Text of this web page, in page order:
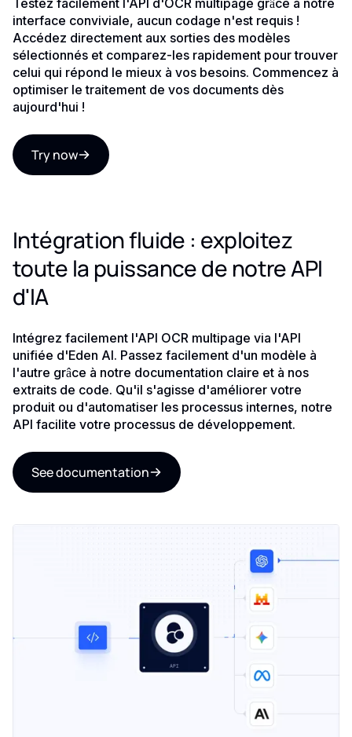
Testez facilement l'API d'OCR multipage grâce à notre
interface conviviale, aucun codage n'est requis !
Accédez directement aux sorties des modèles
sélectionnés et comparez-les rapidement pour trouver
celui qui répond le mieux à vos besoins. Commencez à
optimiser le traitement de vos documents dès
aujourd'hui !
Try now
Intégration fluide : exploitez
toute la puissance de notre API
d'IA
Intégrez facilement l'API OCR multipage via l'API
unifiée d'Eden AI. Passez facilement d'un modèle à
l'autre grâce à notre documentation claire et à nos
extraits de code. Qu'il s'agisse d'améliorer votre
produit ou d'automatiser les processus internes, notre
API facilite votre processus de développement.
See documentation